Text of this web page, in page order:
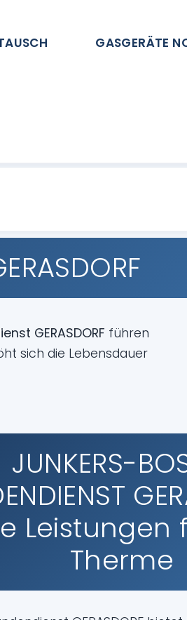
GASGERÄTE
GERASDORF führen
sich die Lebensdauer
JUNKERS-
Leistungen
Therme